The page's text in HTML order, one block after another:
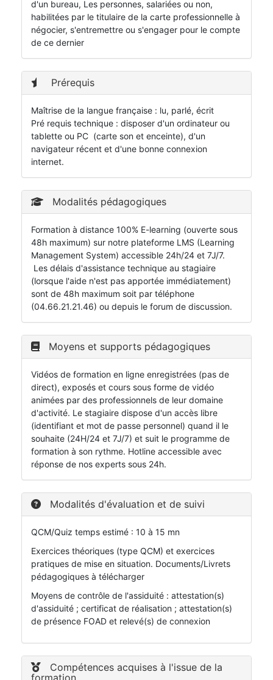
d'un bureau, Les personnes, salariées ou non,
habilitées par le titulaire de la carte professionnelle à
négocier, s'entremettre ou s'engager pour le compte
de ce dernier
Prérequis
Maîtrise de la langue française : lu, parlé, écrit
Pré requis technique : disposer d'un ordinateur ou
tablette ou PC (carte son et enceinte), d'un
navigateur récent et d'une bonne connexion
internet.
Modalités pédagogiques
Formation à distance 100% E-learning (ouverte sous
48h maximum) sur notre plateforme LMS (Learning
Management System) accessible 24h/24 et 7J/7.
Les délais d'assistance technique au stagiaire
(lorsque l'aide n'est pas apportée immédiatement)
sont de 48h maximum soit par téléphone
(04.66.21.21.46) ou depuis le forum de discussion.
Moyens et supports pédagogiques
Vidéos de formation en ligne enregistrées (pas de
direct), exposés et cours sous forme de vidéo
animées par des professionnels de leur domaine
d'activité. Le stagiaire dispose d'un accès libre
(identifiant et mot de passe personnel) quand il le
souhaite (24H/24 et 7J/7) et suit le programme de
formation à son rythme. Hotline accessible avec
réponse de nos experts sous 24h.
Modalités d'évaluation et de suivi
QCM/Quiz temps estimé : 10 à 15 mn
Exercices théoriques (type QCM) et exercices
pratiques de mise en situation. Documents/Livrets
pédagogiques à télécharger
Moyens de contrôle de l'assiduité : attestation(s)
d'assiduité ; certificat de réalisation ; attestation(s)
de présence FOAD et relevé(s) de connexion
Compétences acquises à l'issue de la